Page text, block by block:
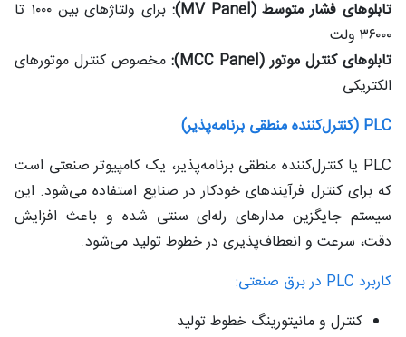
تابلوهای فشار متوسط (MV Panel):
برای ولتاژهای بین ۱۰۰۰ تا
۳۶۰۰۰ ولت
تابلوهای کنترل موتور (MCC Panel):
مخصوص کنترل موتورهای
الکتریکی
PLC (کنترل‌کننده منطقی برنامه‌پذیر)
PLC یا کنترل‌کننده منطقی برنامه‌پذیر، یک کامپیوتر صنعتی است
که برای کنترل فرآیندهای خودکار در صنایع استفاده می‌شود. این
سیستم جایگزین مدارهای رله‌ای سنتی شده و باعث افزایش
دقت، سرعت و انعطاف‌پذیری در خطوط تولید می‌شود.
کاربرد PLC در برق صنعتی:
کنترل و مانیتورینگ خطوط تولید